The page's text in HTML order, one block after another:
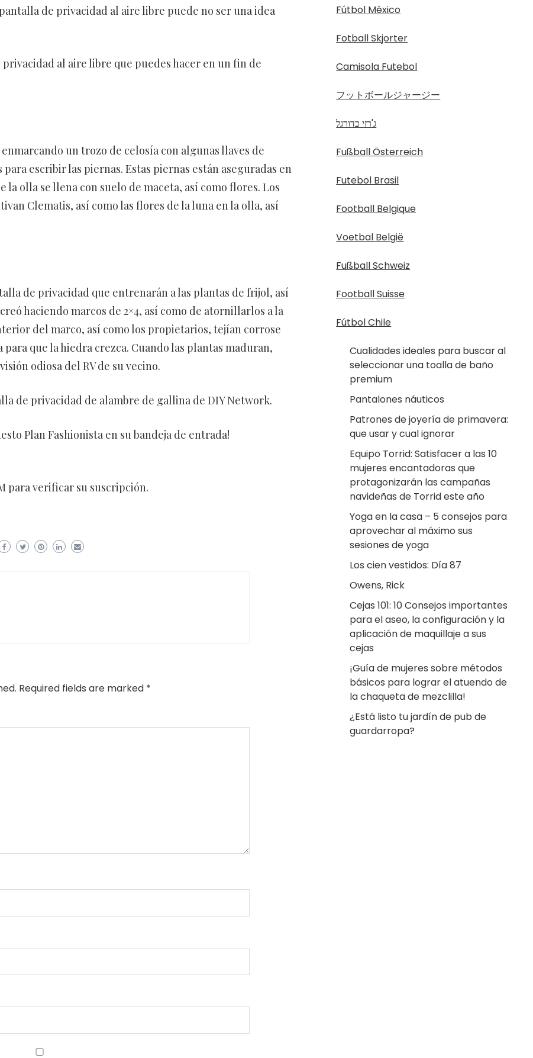
de privacidad al aire libre puede no ser una idea
al aire libre que puedes hacer en un fin de
un trozo de celosía con algunas llaves de
para escribir las piernas. Estas piernas están aseguradas en
la olla se llena con suelo de maceta, así como flores. Los
Clematis, así como las flores de la luna en la olla, así
de privacidad que entrenarán a las plantas de frijol, así
haciendo marcos de 2×4, así como de atornillarlos a la
del marco, así como los propietarios, tejían corrose
que la hiedra crezca. Cuando las plantas maduran,
odiosa del RV de su vecino.
de privacidad de alambre de gallina de DIY Network.
Plan Fashionista en su bandeja de entrada!
para verificar su suscripción.
Required fields are marked *
Fútbol México
Fotball Skjorter
Camisola Futebol
フットボールジャージー
ג'רזי כדורגל
Fußball Österreich
Futebol Brasil
Football Belgique
Voetbal België
Fußball Schweiz
Football Suisse
Fútbol Chile
Cualidades ideales para buscar al
seleccionar una toalla de baño
premium
Pantalones náuticos
Patrones de joyería de primavera:
que usar y cual ignorar
Equipo Torrid: Satisfacer a las 10
mujeres encantadoras que
protagonizarán las campañas
navideñas de Torrid este año
Yoga en la casa – 5 consejos para
aprovechar al máximo sus
sesiones de yoga
Los cien vestidos: Día 87
Owens, Rick
Cejas 101: 10 Consejos importantes
para el aseo, la configuración y la
aplicación de maquillaje a sus
cejas
¡Guía de mujeres sobre métodos
básicos para lograr el atuendo de
la chaqueta de mezclilla!
¿Está listo tu jardín de pub de
guardarropa?